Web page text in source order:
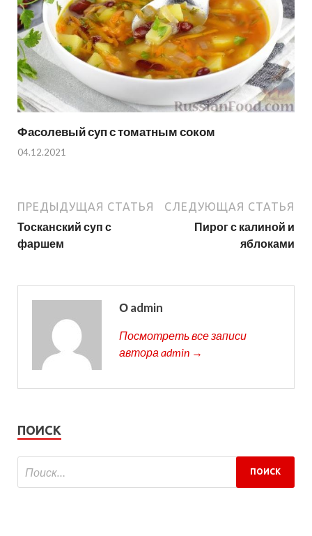
Фасолевый суп с томатным соком
04.12.2021
ПРЕДЫДУЩАЯ СТАТЬЯ
Тосканский суп с
фаршем
СЛЕДУЮЩАЯ СТАТЬЯ
Пирог с калиной и
яблоками
О admin
Посмотреть все записи
автора admin →
ПОИСК